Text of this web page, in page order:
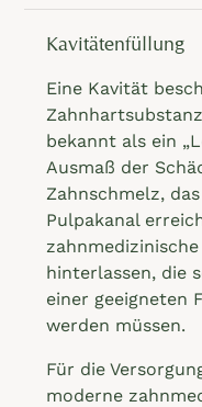
Kavitätenfüllung
Eine Kavität
bekannt als ein
Ausmaß der
Zahnschmelz,
Pulpakanal
hinterlassen, die
einer geeigneten
werden müssen.
Für die
moderne